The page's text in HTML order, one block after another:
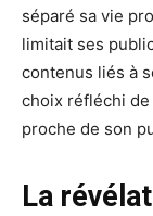
séparé sa vie
limitait ses
contenus liés à
choix réfléchi
proche de son
La